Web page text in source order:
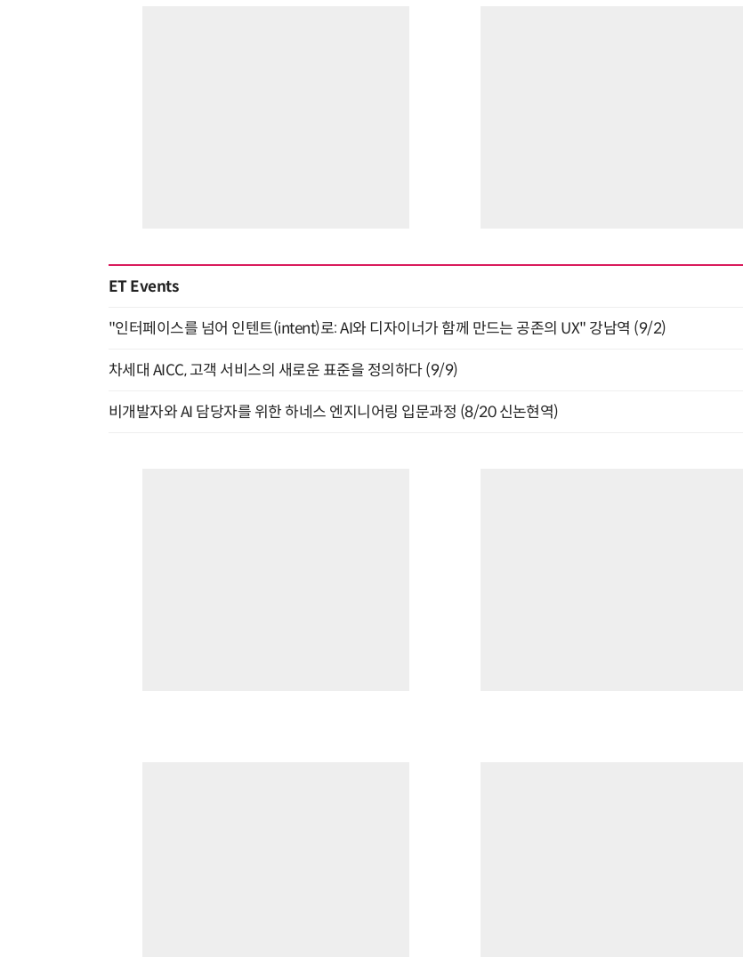
ET Events
"인터페이스를 넘어 인텐트(intent)로: AI와 디자이너가 함께 만드는 공존의 UX" 강남역 (9/2)
차세대 AICC, 고객 서비스의 새로운 표준을 정의하다 (9/9)
비개발자와 AI 담당자를 위한 하네스 엔지니어링 입문과정 (8/20 신논현역)